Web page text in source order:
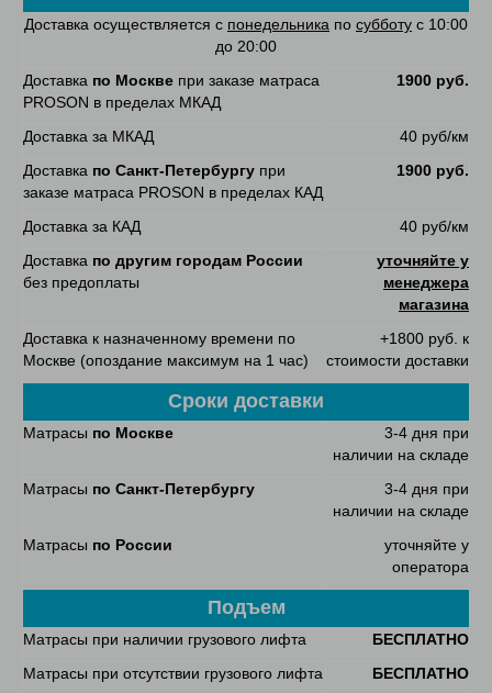
Доставка осуществляется с понедельника по субботу с 10:00
до 20:00
Доставка по Москве при заказе матраса
PROSON в пределах МКАД
1900 руб.
Доставка за МКАД
40 руб/км
Доставка по Санкт-Петербургу при
заказе матраса PROSON в пределах КАД
1900 руб.
Доставка за КАД
40 руб/км
Доставка по другим городам России
без предоплаты
уточняйте у
менеджера
магазина
Доставка к назначенному времени по
Москве (опоздание максимум на 1 час)
+1800 руб. к
стоимости доставки
Сроки доставки
Матрасы по Москве
3-4 дня при
наличии на складе
Матрасы по Санкт-Петербургу
3-4 дня при
наличии на складе
Матрасы по России
уточняйте у
оператора
Подъем
Матрасы при наличии грузового лифта
БЕСПЛАТНО
Матрасы при отсутствии грузового лифта
БЕСПЛАТНО